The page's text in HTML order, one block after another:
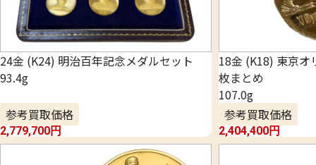
24金 (K24) 明治百年記念メダルセット
93.4g
参考買取価格
2,779,700円
18金 (K18) 東京オ
枚まとめ
107.0g
参考買取価格
2,404,400円